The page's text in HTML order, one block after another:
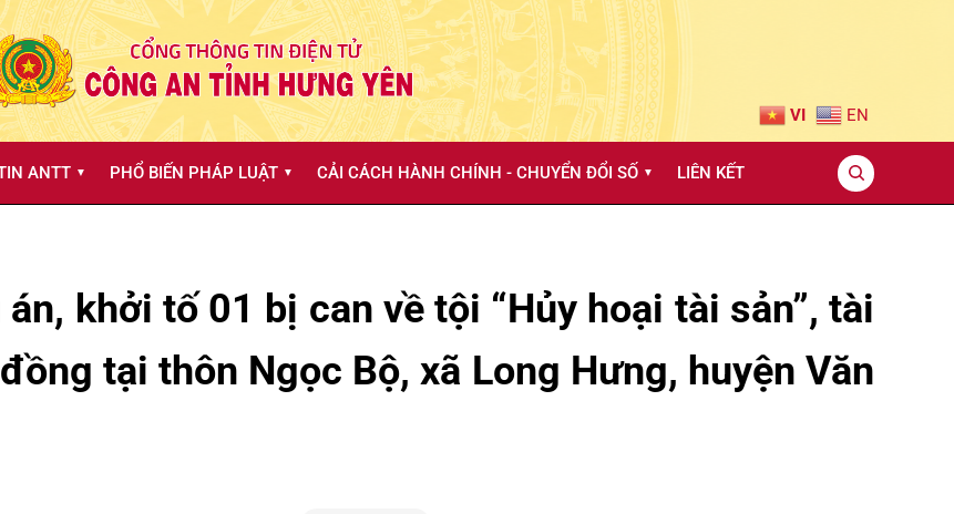
VI EN
ANTT ▼ PHỔ BIẾN PHÁP LUẬT ▼ CẢI CÁCH HÀNH CHÍNH - CHUYỂN ĐỔI SỐ ▼ LIÊN KẾT
khởi tố 01 bị can về tội “Hủy hoại tài sản”, tài
tại thôn Ngọc Bộ, xã Long Hưng, huyện Văn